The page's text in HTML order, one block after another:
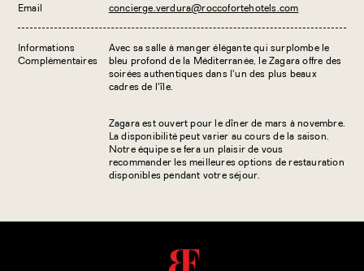
Email concierge.verdura@roccofortehotels.com
Informations
Complémentaires
Avec sa salle à manger élégante qui surplombe le
bleu profond de la Méditerranée, le Zagara offre des
soirées authentiques dans l'un des plus beaux
cadres de l'île.
Zagara est ouvert pour le dîner de mars à novembre.
La disponibilité peut varier au cours de la saison.
Notre équipe se fera un plaisir de vous
recommander les meilleures options de restauration
disponibles pendant votre séjour.